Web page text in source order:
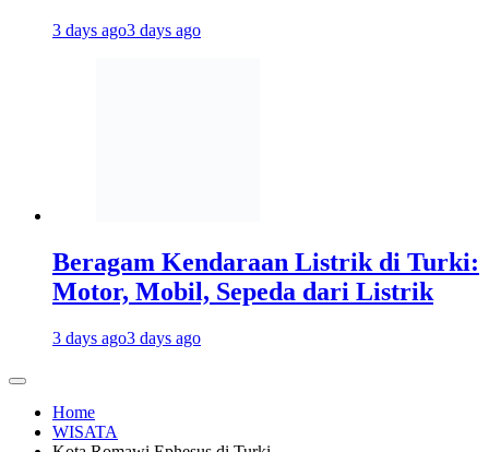
3 days ago3 days ago
Beragam Kendaraan Listrik di Turki:
Motor, Mobil, Sepeda dari Listrik
3 days ago3 days ago
Home
WISATA